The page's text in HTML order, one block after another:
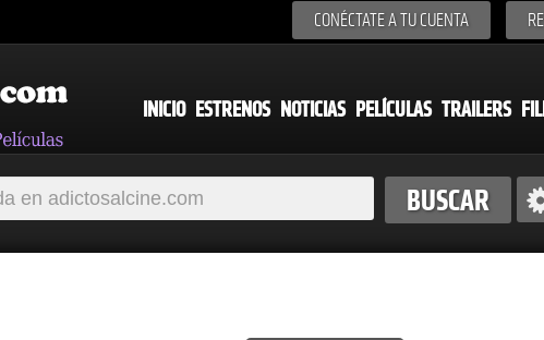
CONÉCTATE A TU CUENTA
INICIO ESTRENOS NOTICIAS PELÍCULAS TRAILERS